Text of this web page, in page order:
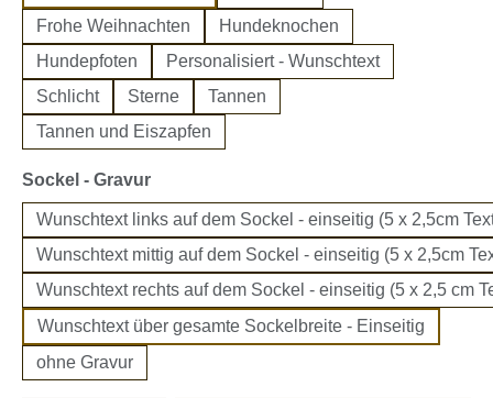
Frohe Weihnachten
Hundeknochen
Hundepfoten
Personalisiert - Wunschtext
Schlicht
Sterne
Tannen
Tannen und Eiszapfen
Sockel - Gravurauswählen
Wunschtext links auf dem Sockel - einseitig (5 x 2,5cm
Wunschtext mittig auf dem Sockel - einseitig (5 x 2,5cm
Wunschtext rechts auf dem Sockel - einseitig (5 x 2,5 cm
Wunschtext über gesamte Sockelbreite - Einseitig
ohne Gravur